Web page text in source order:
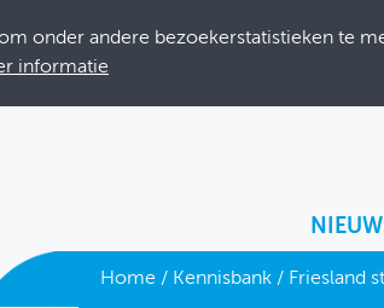
onder andere bezoekerstatistieken te
informatie
Home / Kennisbank/ Friesland